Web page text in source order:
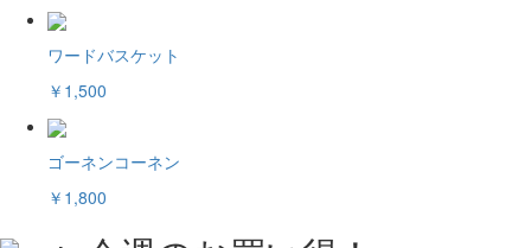
ワードバスケット
￥1,500
ゴーネンコーネン
￥1,800